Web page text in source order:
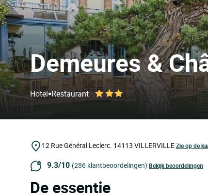
Demeures &
Hotel•Restaurant
12 Rue Général Leclerc. 14113 VILLERVILLEZie op de
9.3/10 (286 klantbeoordelingen) Bekijk beoordelingen
De essentie